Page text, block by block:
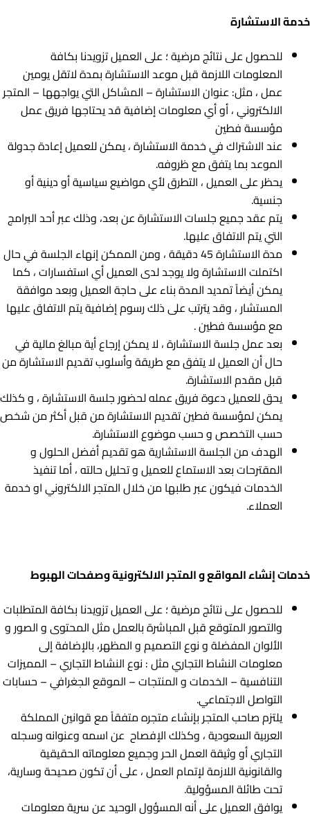
خدمة الاستشارة
للحصول على نتائج مرضية ؛ على العميل تزويدنا بكافة
المعلومات اللازمة قبل موعد الاستشارة بمدة لاتقل يومين
عمل ، مثل: عنوان الاستشارة – المشاكل التي يواجهها – المتجر
الالكتروني ، أو أي معلومات إضافية قد يحتاجها فريق عمل
مؤسسة فطين
عند الاشتراك في خدمة الاستشارة ، يمكن للعميل إعادة جدولة
الموعد بما يتفق مع ظروفه.
يحظر على العميل ، التطرق لأي مواضيع سياسية أو دينية أو
جنسية.
يتم عقد جميع جلسات الاستشارة عن بعد، وذلك عبر أحد البرامج
التي يتم الاتفاق عليها.
مدة الاستشارة 45 دقيقة ، ومن الممكن إنهاء الجلسة في حال
اكتملت الاستشارة ولا يوجد لدى العميل أي استفسارات ، كما
يمكن أيضاً تمديد المدة بناء على حاجة العميل وبعد موافقة
المستشار ، وقد يترتب على ذلك رسوم إضافية يتم الاتفاق عليها
مع مؤسسة فطين .
بعد عمل جلسة الاستشارة ، لا يمكن إرجاع أية مبالغ مالية في
حال أن العميل لا يتفق مع طريقة وأسلوب تقديم الاستشارة من
قبل مقدم الاستشارة.
يحق للعميل دعوة فريق عمله لحضور جلسة الاستشارة ، و كذلك
يمكن لمؤسسة فطين تقديم الاستشارة من قبل أكثر من شخص
حسب التخصص و حسب موضوع الاستشارة.
الهدف من الجلسة الاستشارية هو تقديم أفضل الحلول و
المقترحات بعد الاستماع للعميل و تحليل حالته ، أما تنفيذ
الخدمات فيكون عبر طلبها من خلال المتجر الالكتروني او خدمة
العملاء.
خدمات إنشاء المواقع و المتجر الالكترونية وصفحات الهبوط
للحصول على نتائج مرضية ؛ على العميل تزويدنا بكافة المتطلبات
والتصور المتوقع قبل المباشرة بالعمل مثل المحتوى و الصور و
الألوان المفضلة و نوع التصميم و المظهر، بالإضافة إلى
معلومات النشاط التجاري مثل : نوع النشاط التجاري – المميزات
التنافسية – الخدمات و المنتجات – الموقع الجغرافي – حسابات
التواصل الاجتماعي.
يلتزم صاحب المتجر بإنشاء متجره متفقاً مع قوانين المملكة
العربية السعودية ، وكذلك الإفصاح عن اسمه وعنوانه وسجله
التجاري أو وثيقة العمل الحر وجميع معلوماته الحقيقية
والقانونية اللازمة لإتمام العمل ، على أن تكون صحيحة وسارية،
تحت طائلة المسؤولية.
يوافق العميل على أنه المسؤول الوحيد عن سرية معلومات